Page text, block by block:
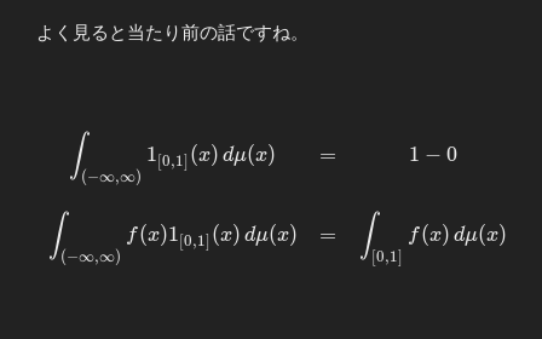
\end{array}
よく見ると当たり前の話ですね。
\begin{array}{cccllllll}
\displaystyle \int_{(-
(x)\,dμ(x)
&=&\displaystyle 1-0
\\ \\ \displaystyle
∫(−∞,∞)
1[0,1] (x) dμ(x)
∫(−∞,∞)
f(x)1[0,1 ] (x) dμ(x)
=
=
1 − 0
∫ 0,1
f(x) dμ(x)